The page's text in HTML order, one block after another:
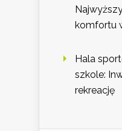
komfortu
Hala
szkole:
rekreację